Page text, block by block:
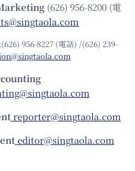
(626) 956-8200 (電
(626) 956-8227 (電話) /(626) 239-
reporter@singtaola.com
editor@singtaola.com